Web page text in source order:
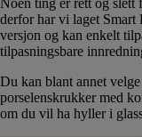
derfor har vi laget
versjon og kan enkelt
tilpasningsbare
Du kan blant annet
porselenskrukker med
om du vil ha hyller i